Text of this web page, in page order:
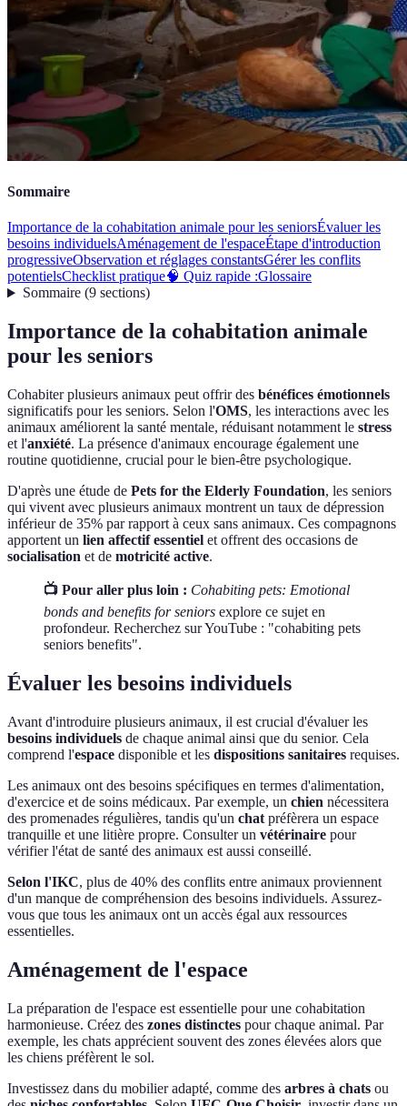
Sommaire
Importance de la cohabitation animale pour les seniorsÉvaluer les
besoins individuelsAménagement de l'espaceÉtape d'introduction
progressiveObservation et réglages constantsGérer les conflits
potentielsChecklist pratique🧠 Quiz rapide :Glossaire
Sommaire(9 sections)
Importance de la cohabitation animale
pour les seniors
Cohabiter plusieurs animaux peut offrir des bénéfices émotionnels
significatifs pour les seniors. Selon l'OMS, les interactions avec les
animaux améliorent la santé mentale, réduisant notamment le stress
et l'anxiété. La présence d'animaux encourage également une
routine quotidienne, crucial pour le bien-être psychologique.
D'après une étude de Pets for the Elderly Foundation, les seniors
qui vivent avec plusieurs animaux montrent un taux de dépression
inférieur de 35% par rapport à ceux sans animaux. Ces compagnons
apportent un lien affectif essentiel et offrent des occasions de
socialisation et de motricité active.
📺 Pour aller plus loin : Cohabiting pets: Emotional
bonds and benefits for seniors explore ce sujet en
profondeur. Recherchez sur YouTube : "cohabiting pets
seniors benefits".
Évaluer les besoins individuels
Avant d'introduire plusieurs animaux, il est crucial d'évaluer les
besoins individuels de chaque animal ainsi que du senior. Cela
comprend l'espace disponible et les dispositions sanitaires requises.
Les animaux ont des besoins spécifiques en termes d'alimentation,
d'exercice et de soins médicaux. Par exemple, un chien nécessitera
des promenades régulières, tandis qu'un chat préfèrera un espace
tranquille et une litière propre. Consulter un vétérinaire pour
vérifier l'état de santé des animaux est aussi conseillé.
Selon l'IKC, plus de 40% des conflits entre animaux proviennent
d'un manque de compréhension des besoins individuels. Assurez-
vous que tous les animaux ont un accès égal aux ressources
essentielles.
Aménagement de l'espace
La préparation de l'espace est essentielle pour une cohabitation
harmonieuse. Créez des zones distinctes pour chaque animal. Par
exemple, les chats apprécient souvent des zones élevées alors que
les chiens préfèrent le sol.
Investissez dans du mobilier adapté, comme des arbres à chats ou